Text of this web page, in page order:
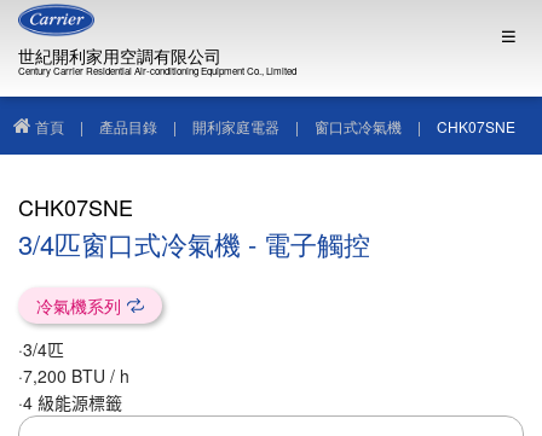
世紀開利家用空調有限公司
Century Carrier Residential Air-conditioning Equipment Co., Limited
首頁 | 產品目錄 | 開利家庭電器 | 窗口式冷氣機 | CHK07SNE
CHK07SNE
3/4匹窗口式冷氣機 - 電子觸控
冷氣機系列
·3/4匹
·7,200 BTU / h
·4 級能源標籤